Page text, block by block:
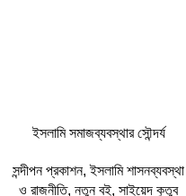
ইসলামি সমাজব্যবস্থার সৌন্দর্য
সন্দীপন প্রকাশন,ইসলামি শাসনব্যবস্থা
ও রাজনীতি, নতুন বই, সাইয়েদ কুতুব